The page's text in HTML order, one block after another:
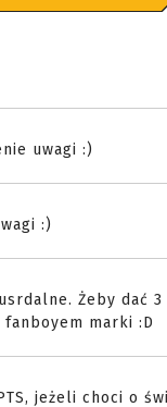
uwagi :)
:)
Żeby dać
marki :D
jeżeli choci o